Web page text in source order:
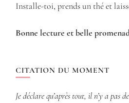
Installe-toi, prends un thé et
Bonne lecture et belle
CITATION DU MOMENT
Je déclare qu’après tout, il n’y a pas